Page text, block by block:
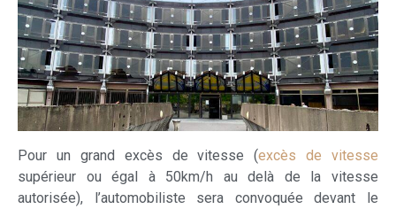
Pour un grand excès de vitesse (excès de vitesse
supérieur ou égal à 50km/h au delà de la vitesse
autorisée), l’automobiliste sera convoquée devant le